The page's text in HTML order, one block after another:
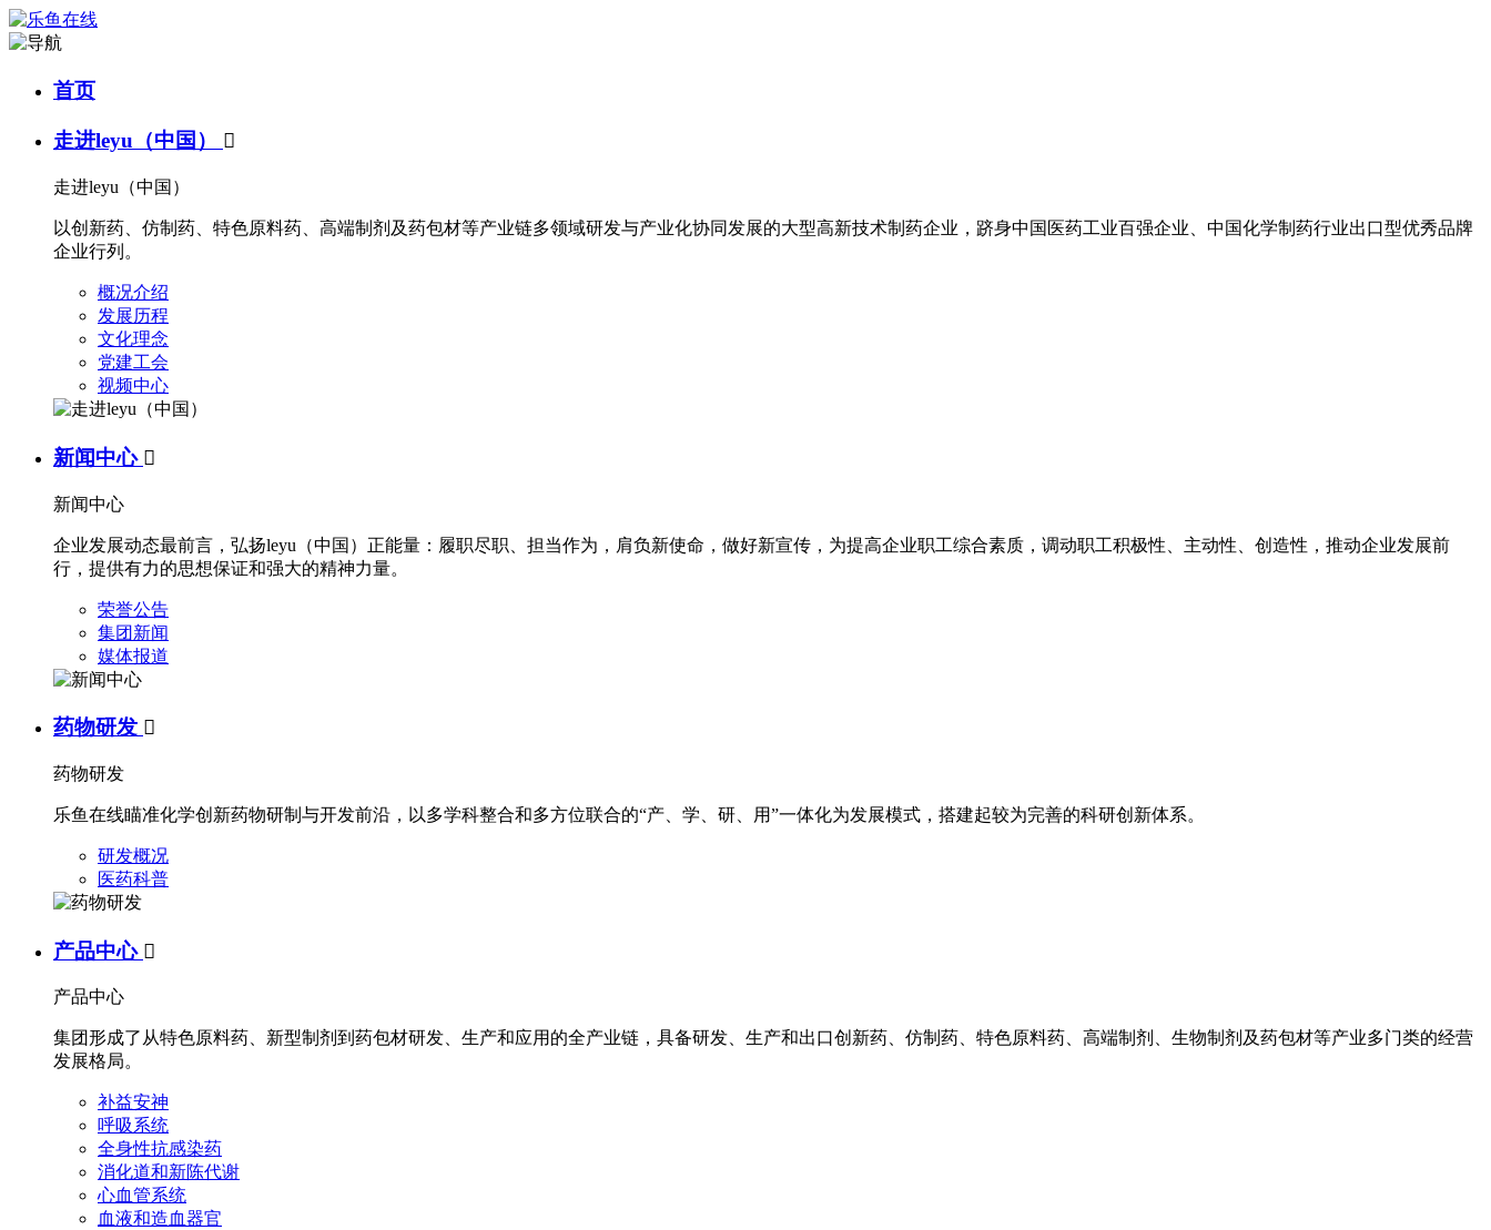
首页
走进leyu（中国） 
走进leyu（中国）
以创新药、仿制药、特色原料药、高端制剂及药包材等产业链多领域研发与产业化协同发展的大型高新技术制药企业，跻身中国医药工业百强企业、中国化学制药行业出口型优秀品牌
企业行列。
概况介绍
发展历程
文化理念
党建工会
视频中心
新闻中心 
新闻中心
企业发展动态最前言，弘扬leyu（中国）正能量：履职尽职、担当作为，肩负新使命，做好新宣传，为提高企业职工综合素质，调动职工积极性、主动性、创造性，推动企业发展前
行，提供有力的思想保证和强大的精神力量。
荣誉公告
集团新闻
媒体报道
药物研发 
药物研发
乐鱼在线瞄准化学创新药物研制与开发前沿，以多学科整合和多方位联合的“产、学、研、用”一体化为发展模式，搭建起较为完善的科研创新体系。
研发概况
医药科普
产品中心 
产品中心
集团形成了从特色原料药、新型制剂到药包材研发、生产和应用的全产业链，具备研发、生产和出口创新药、仿制药、特色原料药、高端制剂、生物制剂及药包材等产业多门类的经营
发展格局。
补益安神
呼吸系统
全身性抗感染药
消化道和新陈代谢
心血管系统
血液和造血器官